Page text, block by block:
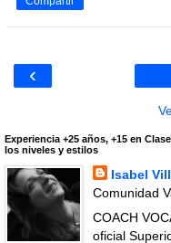
‹
Experiencia +25 años, +15 en
los niveles y estilos
Isabel
Comunidad
COACH
oficial